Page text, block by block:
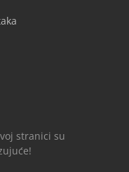
stranici su